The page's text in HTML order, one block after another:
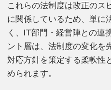
これらの法制度は改正のス
に関係しているため、単に
く、IT部門・経営陣との連
ント層は、法制度の変化を
対応方針を策定する柔軟性
められます。